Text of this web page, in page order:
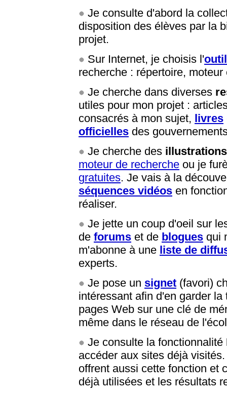
Je consulte d'abord la
disposition des élèves par la
projet.
Sur Internet, je choisis l'
recherche : répertoire,
Je cherche dans diverses
utiles pour mon projet :
consacrés à mon sujet, livres
officielles des
Je cherche des illustrations
moteur de recherche ou je
gratuites. Je vais à la
séquences vidéos en
réaliser.
Je jette un coup d'oeil sur
de forums et de blogues qui
m'abonne à une liste de
experts.
Je pose un signet (favori)
intéressant afin d'en garder
pages Web sur une clé de
même dans le réseau de
Je consulte la fonctionnalité
accéder aux sites déjà
offrent aussi cette fonction et
déjà utilisées et les résultats